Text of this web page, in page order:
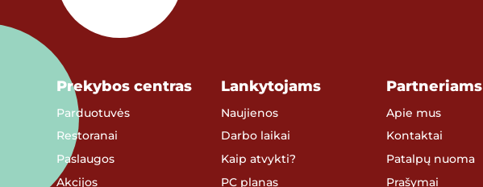
Prekybos centras
Parduotuvės
Restoranai
Paslaugos
Akcijos
Lankytojams
Naujienos
Darbo laikai
Kaip atvykti?
PC planas
Partneriams
Apie mus
Kontaktai
Patalpų nuoma
Prašymai